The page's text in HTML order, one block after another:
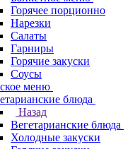
Горячее порционно
Нарезки
Салаты
Гарниры
Горячие закуски
Соусы
меню
блюда
Назад
Вегетарианские блюда
Холодные закуски